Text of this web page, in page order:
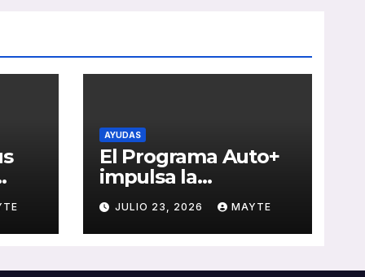
AYUDAS
El Programa Auto+
impulsa la
renovación de flotas
con ayudas a
vehículos eléctricos
JULIO 23, 2026 MAYTE